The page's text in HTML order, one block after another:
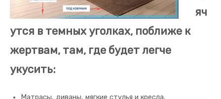
яч
утся в темных уголках, поближе к
жертвам, там, где будет легче
укусить:
Матрасы, диваны, мягкие стулья и кресла.